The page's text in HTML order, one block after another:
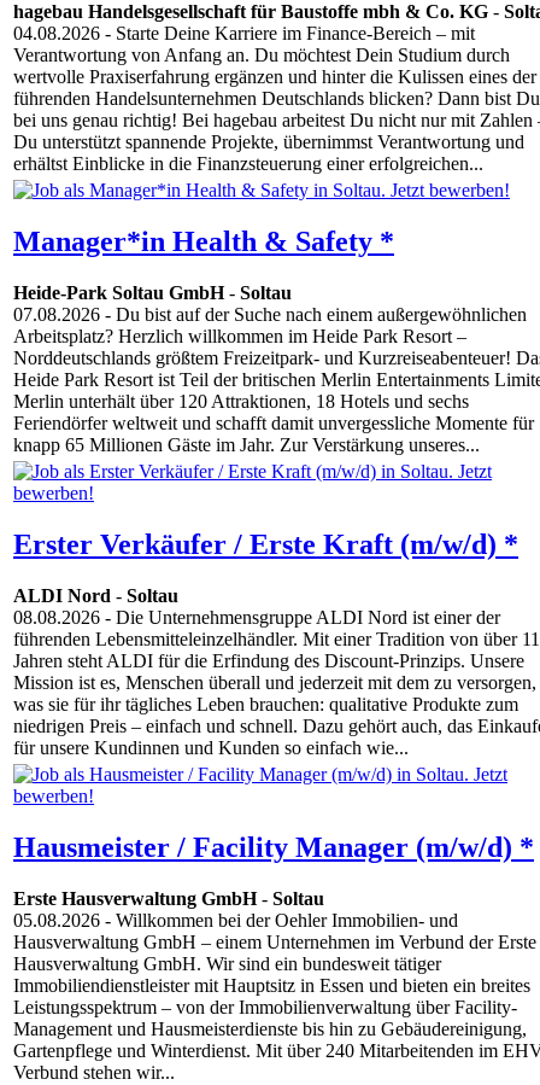
hagebau Handelsgesellschaft für Baustoffe mbh & Co. KG -
04.08.2026 - Starte Deine Karriere im Finance-Bereich – mit
Verantwortung von Anfang an. Du möchtest Dein Studium durch
wertvolle Praxiserfahrung ergänzen und hinter die Kulissen eines der
führenden Handelsunternehmen Deutschlands blicken? Dann bist Du
bei uns genau richtig! Bei hagebau arbeitest Du nicht nur mit Zahlen
Du unterstützt spannende Projekte, übernimmst Verantwortung und
erhältst Einblicke in die Finanzsteuerung einer erfolgreichen...
Manager*in Health & Safety *
Heide-Park Soltau GmbH- Soltau
07.08.2026 - Du bist auf der Suche nach einem außergewöhnlichen
Arbeitsplatz? Herzlich willkommen im Heide Park Resort –
Norddeutschlands größtem Freizeitpark- und Kurzreiseabenteuer!
Heide Park Resort ist Teil der britischen Merlin Entertainments
Merlin unterhält über 120 Attraktionen, 18 Hotels und sechs
Feriendörfer weltweit und schafft damit unvergessliche Momente für
knapp 65 Millionen Gäste im Jahr. Zur Verstärkung unseres...
Erster Verkäufer / Erste Kraft (m/w/d) *
ALDI Nord - Soltau
08.08.2026 - Die Unternehmensgruppe ALDI Nord ist einer der
führenden Lebensmitteleinzelhändler. Mit einer Tradition von über
Jahren steht ALDI für die Erfindung des Discount-Prinzips. Unsere
Mission ist es, Menschen überall und jederzeit mit dem zu versorgen,
was sie für ihr tägliches Leben brauchen: qualitative Produkte zum
niedrigen Preis – einfach und schnell. Dazu gehört auch, das
für unsere Kundinnen und Kunden so einfach wie...
Hausmeister / Facility Manager (m/w/d) *
Erste Hausverwaltung GmbH- Soltau
05.08.2026 - Willkommen bei der Oehler Immobilien- und
Hausverwaltung GmbH – einem Unternehmen im Verbund der Erste
Hausverwaltung GmbH. Wir sind ein bundesweit tätiger
Immobiliendienstleister mit Hauptsitz in Essen und bieten ein breites
Leistungsspektrum – von der Immobilienverwaltung über Facility-
Management und Hausmeisterdienste bis hin zu Gebäudereinigung,
Gartenpflege und Winterdienst. Mit über 240 Mitarbeitenden im
Verbund stehen wir...